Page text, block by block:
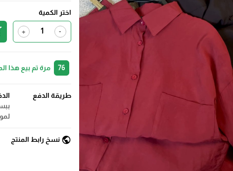
اختر الكمية
-
+
مرة تم بيع هذا
طريقة الدفع
public نسخ رابط المنتج